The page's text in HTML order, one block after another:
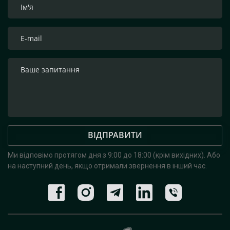
ВІДПРАВИТИ
Ми відповімо протягом дня з 9:00 до 18:00 (крім вихідних). Або
на наступний день, якщо отримали звернення в інший час.